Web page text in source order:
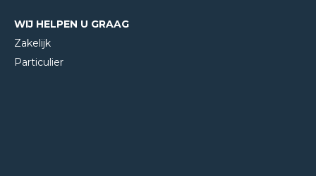
WIJ HELPEN U GRAAG
Zakelijk
Particulier